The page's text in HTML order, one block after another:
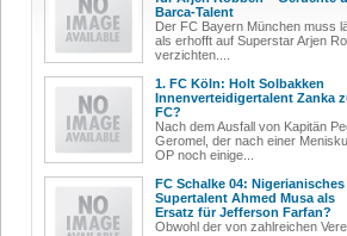
Barca-Talent
Der FC Bayern München muss
als erhofft auf Superstar Arjen
verzichten....
1. FC Köln: Holt Solbakken
Innenverteidigertalent Zanka
FC?
Nach dem Ausfall von Kapitän
Geromel, der nach einer
OP noch einige...
FC Schalke 04: Nigerianisches
Supertalent Ahmed Musa als
Ersatz für Jefferson Farfan?
Obwohl der von zahlreichen